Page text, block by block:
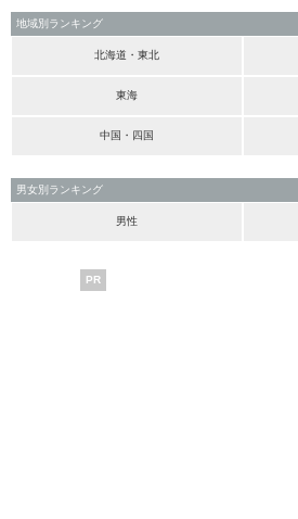
地域別ランキング
北海道・東北
東海
中国・四国
男女別ランキング
男性
PR